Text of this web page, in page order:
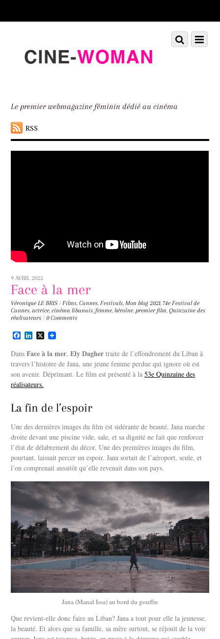
down
Le premier webmagazine féminin dédié au cinéma
RSS
Menu
Scroll
down
9 AVRIL 2022
Face à la mer
Véronique LE BRIS / Films,Cannes,Festivals,Mon blog 2021,74e Festival de
Cannes,actrice,cinéma libanais, femme,héroïne,premier film,Quinzaine des
réalisateurs / 0 Comments
F
c
e
b
o
o
k
L
n
k
e
d
I
n
X
DansFace à la mer,Ely Dagher traite de l’effondrement du Liban à
travers l’histoire de Jana, une jeune femme perdue qui ignore où est
son avenir. Déprimant. Le film est présenté à la53e Quinzaine des
réalisateurs.
La fin de l’espoir
Une des dernières images du film est sidérante de beauté. Jana marche
droite devant une piscine vide, sale, et sa dignité ne fait que renforcer
l’état de délabrement du décor. Une des premières images du film,
pourtant, laissait percer un espoir. Jana sortait de l’aéroport, seule, et
l’on comprenait aussitôt qu’elle revenait dans son pays.
Jana (Manal Issa) au bord du gouffre
Que revient-elle donc faire au Liban? Jana a tout pour elle la jeunesse,
la beauté. Et alors que sa famille, sa mère surtout, se réjouit de la voir